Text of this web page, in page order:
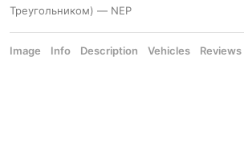
Треугольником) — NEP
Image Info Description Vehicles Reviews